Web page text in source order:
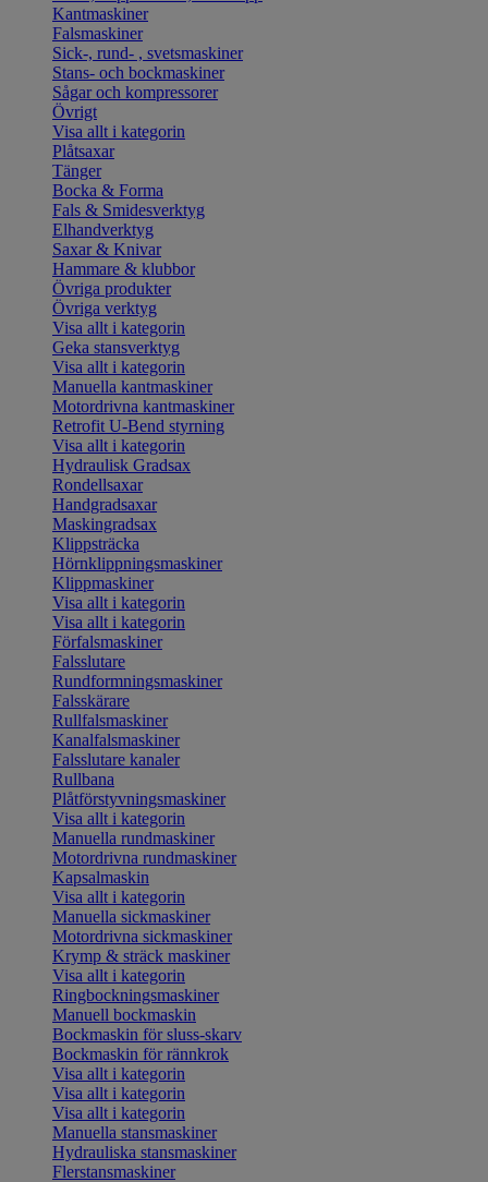
Kantmaskiner
Falsmaskiner
Sick-, rund- , svetsmaskiner
Stans- och bockmaskiner
Sågar och kompressorer
Övrigt
Visa allt i kategorin
Plåtsaxar
Tänger
Bocka & Forma
Fals & Smidesverktyg
Elhandverktyg
Saxar & Knivar
Hammare & klubbor
Övriga produkter
Övriga verktyg
Visa allt i kategorin
Geka stansverktyg
Visa allt i kategorin
Manuella kantmaskiner
Motordrivna kantmaskiner
Retrofit U-Bend styrning
Visa allt i kategorin
Hydraulisk Gradsax
Rondellsaxar
Handgradsaxar
Maskingradsax
Klippsträcka
Hörnklippningsmaskiner
Klippmaskiner
Visa allt i kategorin
Visa allt i kategorin
Förfalsmaskiner
Falsslutare
Rundformningsmaskiner
Falsskärare
Rullfalsmaskiner
Kanalfalsmaskiner
Falsslutare kanaler
Rullbana
Plåtförstyvningsmaskiner
Visa allt i kategorin
Manuella rundmaskiner
Motordrivna rundmaskiner
Kapsalmaskin
Visa allt i kategorin
Manuella sickmaskiner
Motordrivna sickmaskiner
Krymp & sträck maskiner
Visa allt i kategorin
Ringbockningsmaskiner
Manuell bockmaskin
Bockmaskin för sluss-skarv
Bockmaskin för rännkrok
Visa allt i kategorin
Visa allt i kategorin
Visa allt i kategorin
Manuella stansmaskiner
Hydrauliska stansmaskiner
Flerstansmaskiner